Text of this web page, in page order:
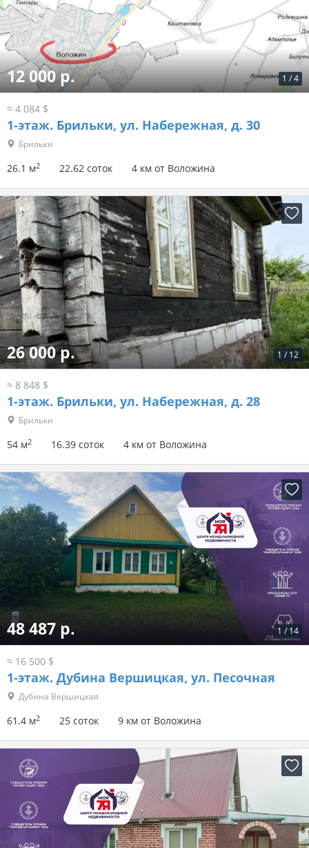
1 /4
12 000 р.
≈ 4 084 $
1-этаж. Брильки, ул. Набережная, д. 30
Брильки
26.1 м2 22.62 соток 4 км от Воложина
1 / 12
26 000 р.
≈ 8 848 $
1-этаж. Брильки, ул. Набережная, д. 28
Брильки
54 м2 16.39 соток 4 км от Воложина
1 / 14
48 487 р.
≈ 16 500 $
1-этаж. Дубина Вершицкая, ул. Песочная
Дубина Вершицкая
61.4 м2 25 соток 9 км от Воложина